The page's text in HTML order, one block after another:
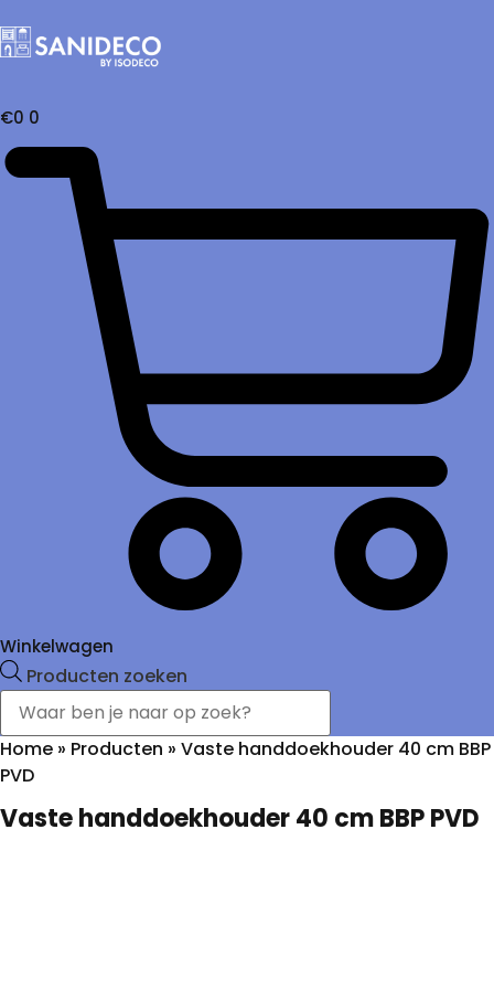
€0 0
Winkelwagen
Producten zoeken
Home » Producten » Vaste handdoekhouder 40 cm BBP
PVD
Vaste handdoekhouder 40 cm BBP PVD